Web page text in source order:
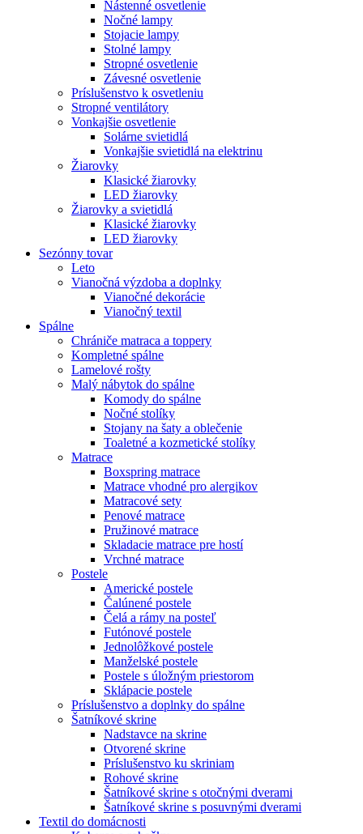
Nástenné osvetlenie
Nočné lampy
Stojacie lampy
Stolné lampy
Stropné osvetlenie
Závesné osvetlenie
Príslušenstvo k osvetleniu
Stropné ventilátory
Vonkajšie osvetlenie
Solárne svietidlá
Vonkajšie svietidlá na elektrinu
Žiarovky
Klasické žiarovky
LED žiarovky
Žiarovky a svietidlá
Klasické žiarovky
LED žiarovky
Sezónny tovar
Leto
Vianočná výzdoba a doplnky
Vianočné dekorácie
Vianočný textil
Spálne
Chrániče matraca a toppery
Kompletné spálne
Lamelové rošty
Malý nábytok do spálne
Komody do spálne
Nočné stolíky
Stojany na šaty a oblečenie
Toaletné a kozmetické stolíky
Matrace
Boxspring matrace
Matrace vhodné pro alergikov
Matracové sety
Penové matrace
Pružinové matrace
Skladacie matrace pre hostí
Vrchné matrace
Postele
Americké postele
Čalúnené postele
Čelá a rámy na posteľ
Futónové postele
Jednolôžkové postele
Manželské postele
Postele s úložným priestorom
Sklápacie postele
Príslušenstvo a doplnky do spálne
Šatníkové skrine
Nadstavce na skrine
Otvorené skrine
Príslušenstvo ku skriniam
Rohové skrine
Šatníkové skrine s otočnými dverami
Šatníkové skrine s posuvnými dverami
Textil do domácnosti